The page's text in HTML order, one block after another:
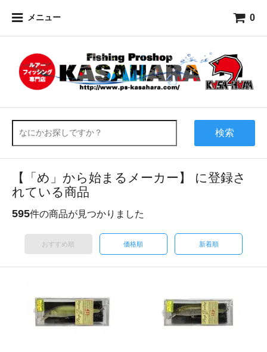
メニュー 0
検索
【「め」から始まるメーカー】 に登録さ
れている商品
595件の商品が見つかりました
おすすめ順 価格順 新着順